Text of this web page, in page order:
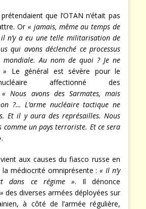
que l’OTAN n’était pas
Or « jamais, même au temps de
n’y a eu une telle militarisation de
qui avons déclenché ce processus
Au nom de quoi ? Je ne
Le général est sévère pour le
affectionné des
« Nous avons des Sarmates, mais
?… L’arme nucléaire tactique ne
Et il y aura des représailles. Nous
comme un pays terroriste. Et ce sera
.
aux causes du fiasco russe en
la médiocrité omniprésente :« Il n’y
dans ce régime ». Il dénonce
des diverses armées déployées sur
à côté de l’armée régulière,